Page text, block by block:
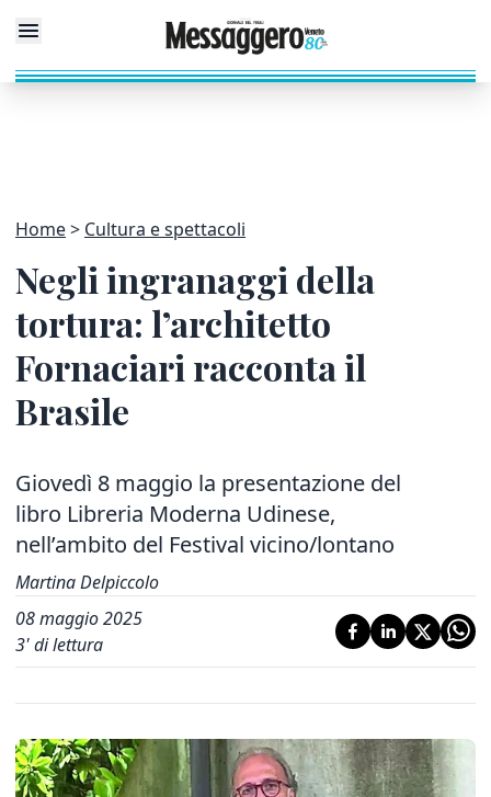
Home Cultura e spettacoli
Negli ingranaggi della
tortura: l’architetto
Fornaciari racconta il
Brasile
Giovedì 8 maggio la presentazione del
libro Libreria Moderna Udinese,
nell’ambito del Festival vicino/lontano
Martina Delpiccolo
08 maggio 2025
3' di lettura